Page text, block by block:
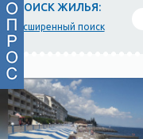
ПОИСК ЖИЛЬЯ:
расширенный поиск